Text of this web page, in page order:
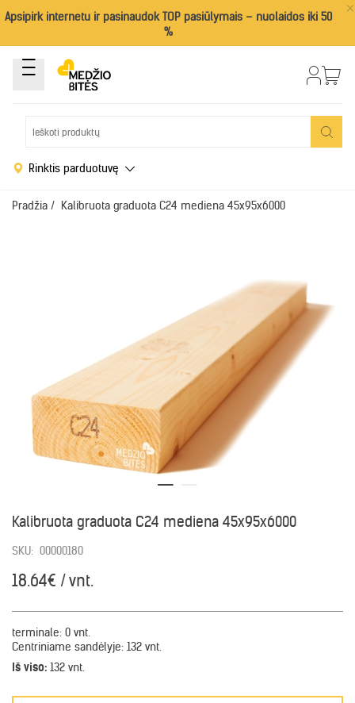
×
Apsipirk internetu ir pasinaudok TOP pasiūlymais – nuolaidos iki 50
%
Rinktis parduotuvę
Pradžia / Kalibruota graduota C24 mediena 45x95x6000
Kalibruota graduota C24 mediena 45x95x6000
SKU: 00000180
18.64€ / vnt.
terminale: 0 vnt.
Centriniame sandėlyje: 132 vnt.
Iš viso: 132 vnt.